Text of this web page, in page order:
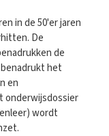
in de 50'er jaren
De
de
het
en
onderwijsdossier
wordt